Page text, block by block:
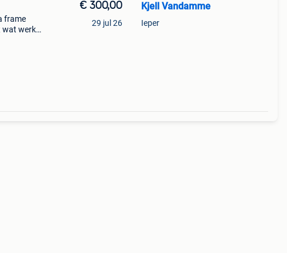
frame
wat werk
€ 300,00
29 jul 26
Kjell Vandamme
Ieper